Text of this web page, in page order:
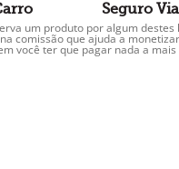
Seguro
um produto por algum destes
comissão que ajuda a
você ter que pagar nada a mais